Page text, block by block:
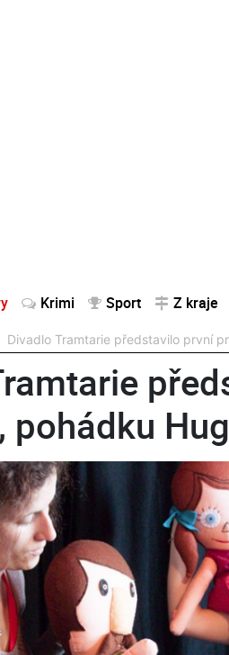
Krimi Sport Z kraje
Divadlo Tramtarie představilo první
pohádku